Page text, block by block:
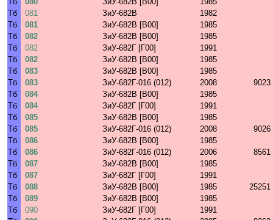
Тб
081 ЗиУ-682В
1982
Тб
081 ЗиУ-682В [В00]
1985
Тб
082 ЗиУ-682В [В00]
1985
Тб
082 ЗиУ-682Г [Г00]
1991
Тб
082 ЗиУ-682В [В00]
1985
Тб
083 ЗиУ-682В [В00]
1985
Тб
083 ЗиУ-682Г-016 (012) 2008
9023
Тб
084 ЗиУ-682В [В00]
1985
Тб
084 ЗиУ-682Г [Г00]
1991
Тб
085 ЗиУ-682В [В00]
1985
Тб
085 ЗиУ-682Г-016 (012) 2008
9026
Тб
086 ЗиУ-682В [В00]
1985
Тб
086 ЗиУ-682Г-016 (012) 2006
8561
Тб
087 ЗиУ-682В [В00]
1985
Тб
087 ЗиУ-682Г [Г00]
1991
Тб
088 ЗиУ-682В [В00] 1985
25251
Тб
089 ЗиУ-682В [В00]
1985
Тб
090 ЗиУ-682Г [Г00]
1991